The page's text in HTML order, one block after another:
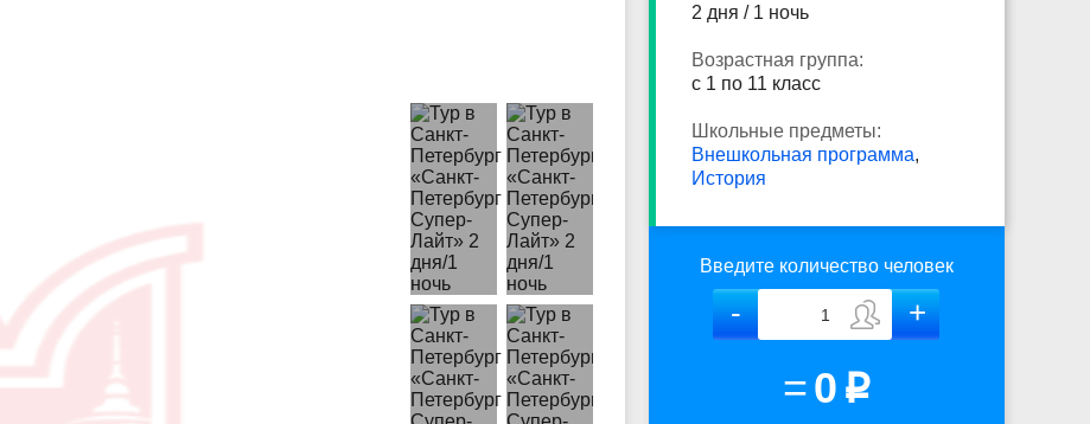
2 дня / 1 ночь
Возрастная группа:
с 1 по 11 класс
Школьные предметы:
Внешкольная программа,
История
Введите количество человек
=0 p